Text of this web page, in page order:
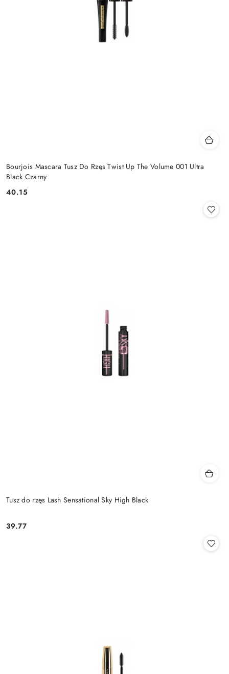
Bourjois Mascara Tusz Do Rzęs Twist Up The Volume 001 Ultra
Black Czarny
Cena:
40.15
Tusz do rzęs Lash Sensational Sky High Black
Cena:
39.77